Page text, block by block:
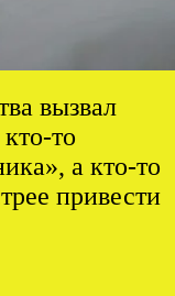
вызвал
то
а кто-то
привести